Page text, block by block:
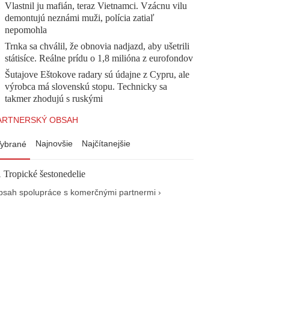
Vlastnil ju mafián, teraz Vietnamci. Vzácnu vilu
demontujú neznámi muži, polícia zatiaľ
nepomohla
Trnka sa chválil, že obnovia nadjazd, aby ušetrili
státisíce. Reálne prídu o 1,8 milióna z eurofondov
Šutajove Eštokove radary sú údajne z Cypru, ale
výrobca má slovenskú stopu. Technicky sa
takmer zhodujú s ruskými
OBSAH
Najnovšie Najčítanejšie
Tropické šestonedelie
spolupráce s komerčnými partnermi ›